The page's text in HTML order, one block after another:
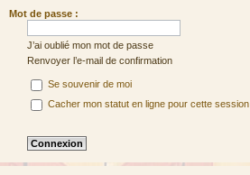
Mot de passe :
J’ai oublié mon mot de passe
Renvoyer l’e-mail de confirmation
Se souvenir de moi
Cacher mon statut en ligne pour cette session